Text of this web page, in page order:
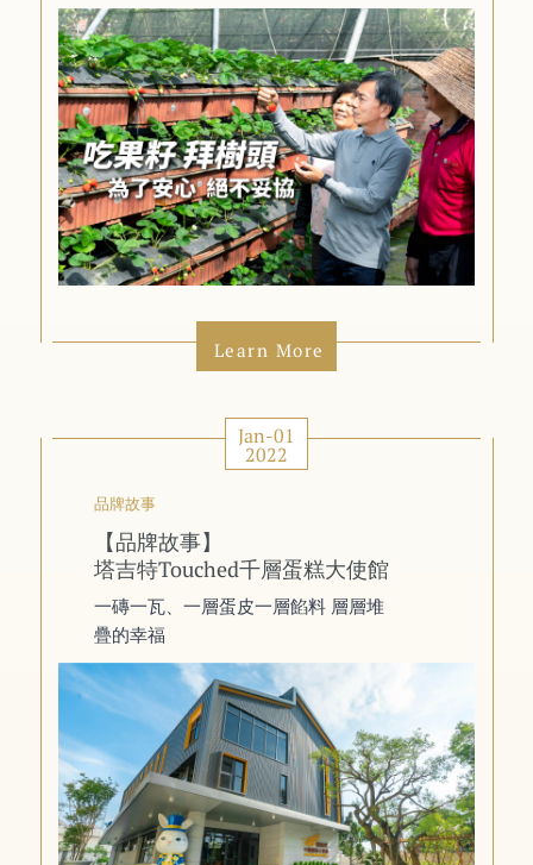
Learn More
Jan-01
2022
品牌故事
【品牌故事】
塔吉特Touched千層蛋糕大使館
一磚一瓦、一層蛋皮一層餡料 層層堆
疊的幸福